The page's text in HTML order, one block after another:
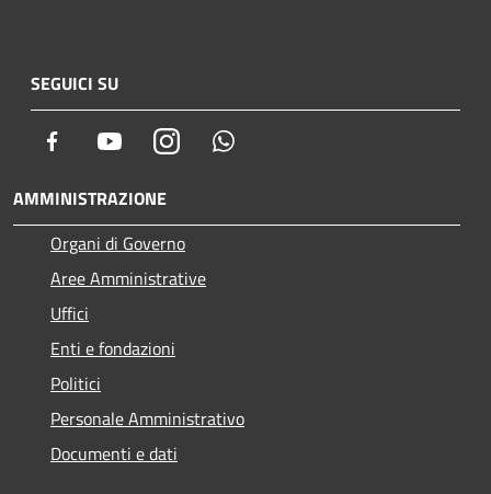
SEGUICI SU
Facebook YoutubeInstagram
AMMINISTRAZIONE
Organi di Governo
Aree Amministrative
Uffici
Enti e fondazioni
Politici
Personale Amministrativo
Documenti e dati